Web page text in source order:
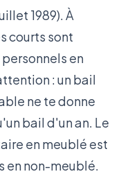
1989). À
courts sont
en
: un bail
ne te donne
bail d'un an. Le
en meublé est
en non-meublé.